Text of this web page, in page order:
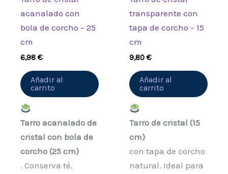
acanalado con
bola de corcho – 25
cm
6,98€
Añadir al
carrito
Tarro acanalado de
cristal con bola de
corcho (25 cm)
. Conserva té,
transparente con
tapa de corcho – 15
cm
9,80€
Añadir al
carrito
Tarro de cristal (15
cm)
con tapa de corcho
natural. Ideal para